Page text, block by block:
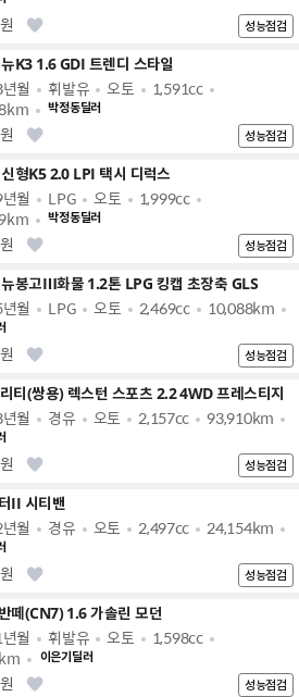
성능점검
K3 1.6 GDI 트렌디 스타일
월 휘발유 오토
1,591cc
박정동딜러
성능점검
형K5 2.0 LPI 택시 디럭스
월 LPG 오토
1,999cc
박정동딜러
성능점검
봉고Ⅲ화물 1.2톤 LPG 킹캡 초장축 GLS
월 LPG 오토 2,469cc 10,088km
성능점검
티(쌍용) 렉스턴 스포츠 2.2 4WD 프레스티지
월 경유 오토 2,157cc 93,910km
성능점검
II 시티밴
월 경유 오토 2,497cc 24,154km
성능점검
떼(CN7) 1.6 가솔린 모던
월 휘발유 오토
1,598cc
이은기딜러
성능점검